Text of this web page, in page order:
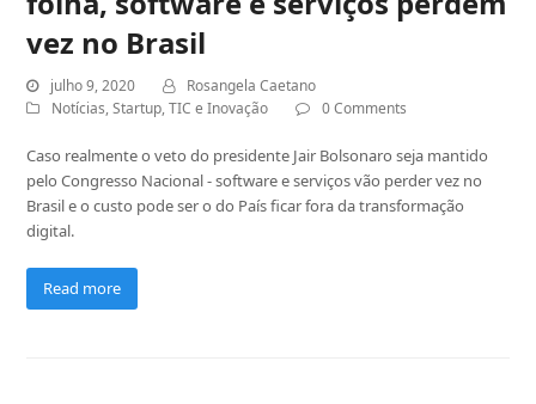
vez no Brasil
julho 9, 2020
Rosangela Caetano
Notícias,Startup,TIC e Inovação 0 Comments
Caso realmente o veto do presidente Jair Bolsonaro seja mantido
pelo Congresso Nacional - software e serviços vão perder vez no
Brasil e o custo pode ser o do País ficar fora da transformação
digital.
Read more